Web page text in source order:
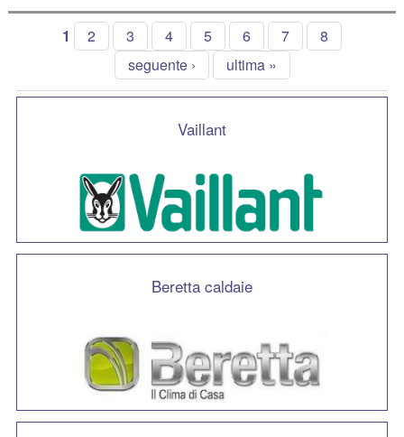
1 2 3 4 5 6 7
8
seguente ›
ultima »
Vaillant
Beretta caldaie